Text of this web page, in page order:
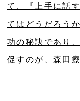
て、『上手に話
てはどうだろう
功の秘訣であり
促すのが、森田療